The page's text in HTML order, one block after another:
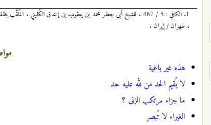
1.
، طهران / إيران .
هذه غير باغية
لا يُقيم الحد من لله عليه حد
ما جزاء مرتكب الزنى ؟
الغيراء لا تُبصر